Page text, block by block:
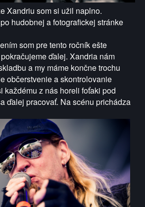
Xandriu som si užil naplno.
hudobnej a fotografickej stránke
som pre tento ročník ešte
ďalej. Xandria nám
a my máme končne trochu
občerstvenie a skontrolovanie
každému z nás horeli foťaki pod
ďalej pracovať. Na scénu prichádza